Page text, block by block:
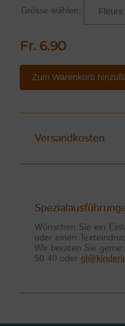
Grösse wählen:
Fr. 6.90
Zum Warenkorb
Versandkosten
Wünschen Sie ein
oder einen
Wir beraten Sie
50 40 oder